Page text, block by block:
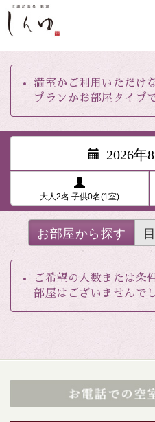
満室かご利用いただけ
プランかお部屋タイプ
2026年
大人2名 子供0名(1室)
お部屋から探す
ご希望の人数または条
部屋はございませんで